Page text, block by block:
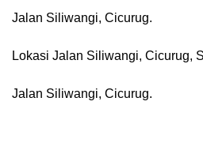
Jalan Siliwangi, Cicurug.
Lokasi Jalan Siliwangi, Cicurug,
Jalan Siliwangi, Cicurug.